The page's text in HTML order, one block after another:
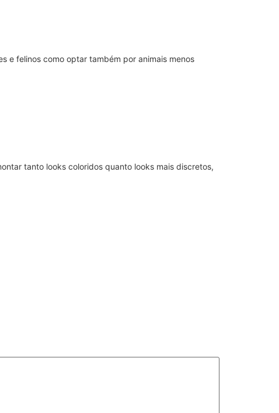
e felinos como optar também por animais menos
tanto looks coloridos quanto looks mais discretos,